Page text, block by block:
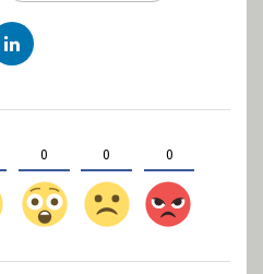
0 0 0